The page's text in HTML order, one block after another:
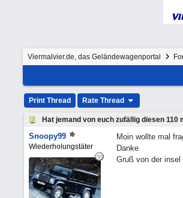
Viermalvier.de, das Geländewagenportal
Print Thread Rate Thread
Hat jemand von euch zufällig diesen 110
Snoopy99
Wiederholungstäter
Moin wollte mal
Danke
Gruß von der insel